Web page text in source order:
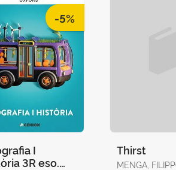
-5%
I
3R eso.
Thirst
MENGA,